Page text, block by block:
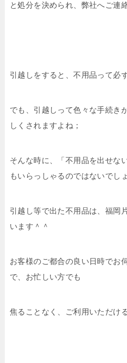
と処分を決められ、弊社へご連
引越しをすると、不用品って必
でも、引越しって色々な手続き
しくされますよね；
そんな時に、「不用品を出せな
もいらっしゃるのではないでし
引越し等で出た不用品は、福岡
います＾＾
お客様のご都合の良い日時でお
で、お忙しい方でも
焦ることなく、ご利用いただけ